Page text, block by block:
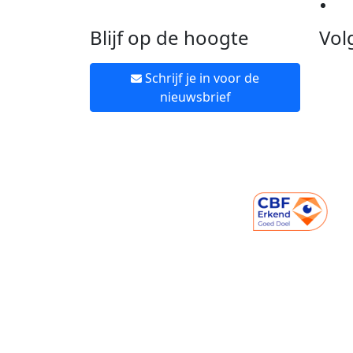
Blijf op de hoogte
Schrijf je in voor de
nieuwsbrief